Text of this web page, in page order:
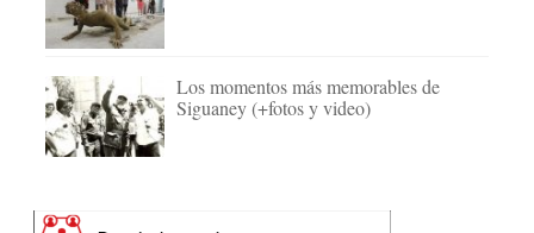
Los momentos más memorables de
Siguaney (+fotos y video)